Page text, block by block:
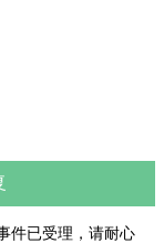
件已受理，请耐心